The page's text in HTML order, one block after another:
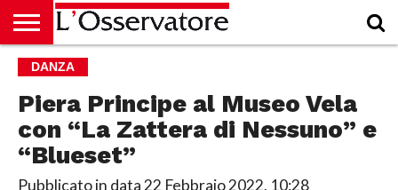
HOME
CULTURA
ECONOMIA
RUBRICHE
ARCHIVIO
PODCAST
ABBONAMENTO
CHI
ACCEDI
DANZA
Piera Principe al Museo Vela
con “La Zattera di Nessuno” e
“Blueset”
Pubblicato in data22 Febbraio 2022, 10:28